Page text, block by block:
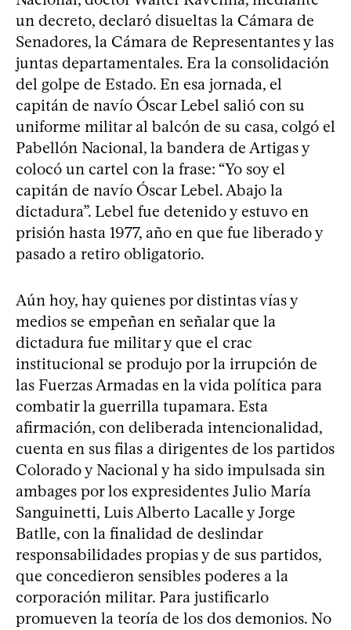
un decreto, declaró disueltas la Cámara de
Senadores, la Cámara de Representantes y las
juntas departamentales. Era la consolidación
del golpe de Estado. En esa jornada, el
capitán de navío Óscar Lebel salió con su
uniforme militar al balcón de su casa, colgó el
Pabellón Nacional, la bandera de Artigas y
colocó un cartel con la frase: “Yo soy el
capitán de navío Óscar Lebel. Abajo la
dictadura”. Lebel fue detenido y estuvo en
prisión hasta 1977, año en que fue liberado y
pasado a retiro obligatorio.
Aún hoy, hay quienes por distintas vías y
medios se empeñan en señalar que la
dictadura fue militar y que el crac
institucional se produjo por la irrupción de
las Fuerzas Armadas en la vida política para
combatir la guerrilla tupamara. Esta
afirmación, con deliberada intencionalidad,
cuenta en sus filas a dirigentes de los partidos
Colorado y Nacional y ha sido impulsada sin
ambages por los expresidentes Julio María
Sanguinetti, Luis Alberto Lacalle y Jorge
Batlle, con la finalidad de deslindar
responsabilidades propias y de sus partidos,
que concedieron sensibles poderes a la
corporación militar. Para justificarlo
promueven la teoría de los dos demonios. No